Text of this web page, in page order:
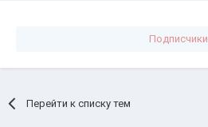
Подписчики
Перейти к списку тем